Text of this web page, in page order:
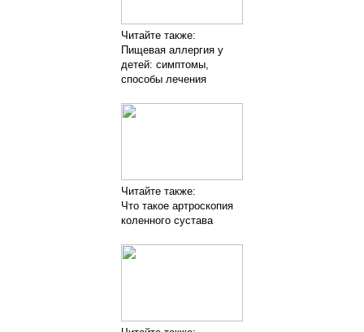
Читайте также:
Пищевая аллергия у
детей: симптомы,
способы лечения
Читайте также:
Что такое артроскопия
коленного сустава